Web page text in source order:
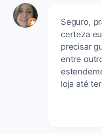
Seguro,
certeza
precisar
entre
loja até